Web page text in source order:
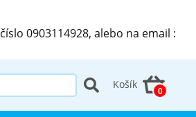
0903114928, alebo na email :
Košík